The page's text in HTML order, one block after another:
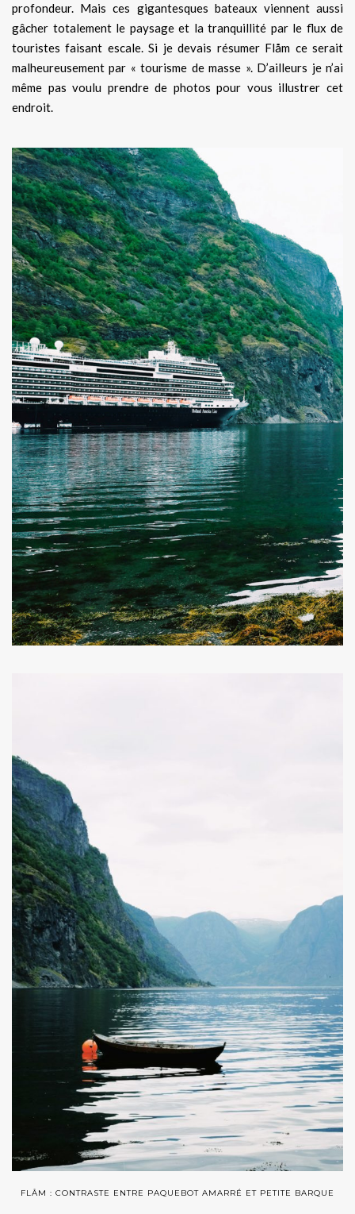
profondeur. Mais ces gigantesques bateaux viennent aussi
gâcher totalement le paysage et la tranquillité par le flux de
touristes faisant escale. Si je devais résumer Flåm ce serait
malheureusement par « tourisme de masse ». D’ailleurs je n’ai
même pas voulu prendre de photos pour vous illustrer cet
endroit.
FLÅM : CONTRASTE ENTRE PAQUEBOT AMARRÉ ET PETITE BARQUE